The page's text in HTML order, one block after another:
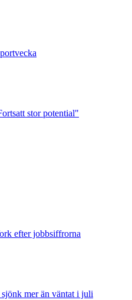
stor potential"
efter jobbsiffrorna
mer än väntat i juli